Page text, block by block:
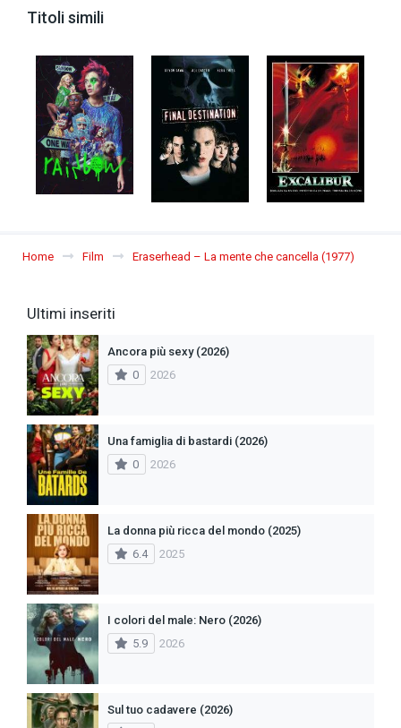
Titoli simili
Home Film Eraserhead – La mente che cancella (1977)
Ultimi inseriti
Ancora più sexy (2026)
0
2026
Una famiglia di bastardi (2026)
0
2026
La donna più ricca del mondo (2025)
6.4
2025
I colori del male: Nero (2026)
5.9
2026
Sul tuo cadavere (2026)